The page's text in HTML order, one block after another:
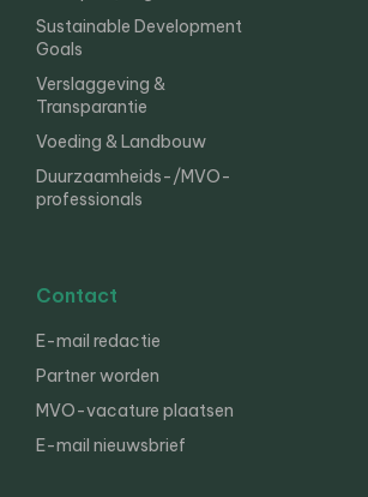
Sustainable Development
Goals
Verslaggeving &
Transparantie
Voeding & Landbouw
Duurzaamheids-/MVO-
professionals
Contact
E-mail redactie
Partner worden
MVO-vacature plaatsen
E-mail nieuwsbrief